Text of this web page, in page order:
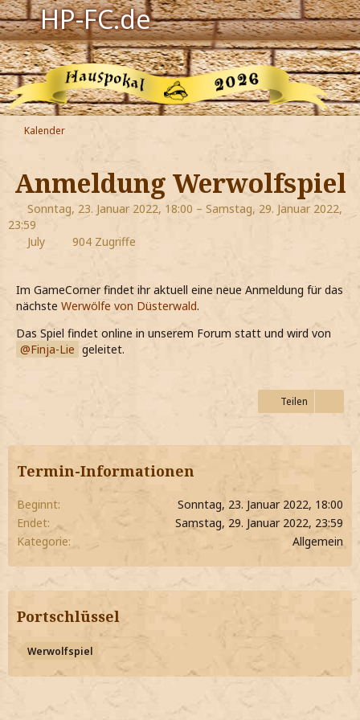
HP-FC.de
Navigation
Harry Potter
Der HP-FC
Hogwarts
Zauberwelt
Willkommen
Jetzt Fanclub-Mitglied werden!
Kalender
Anmeldung Werwolfspiel
Sonntag, 23. Januar 2022, 18:00 – Samstag, 29. Januar 2022,
23:59
July
904 Zugriffe
Im GameCorner findet ihr aktuell eine neue Anmeldung für das
nächste Werwölfe von Düsterwald.
Das Spiel findet online in unserem Forum statt und wird von
Finja-Lie geleitet.
Teilen
Termin-Informationen
Beginnt
Sonntag, 23. Januar 2022, 18:00
Endet
Samstag, 29. Januar 2022, 23:59
Kategorie
Allgemein
Portschlüssel
Werwolfspiel